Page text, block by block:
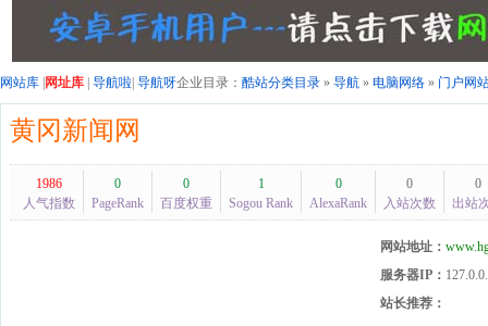
网站库 网址库 导航啦 导航呀企业目录： 酷站分类目录 » 导航 » 电脑网络 » 门户网
黄冈新闻网
1986
人气指数
0
PageRank
0
百度权重
1
Sogou Rank
0
AlexaRank
0
入站次数
0
出站
网站地址：
服务器IP：
站长推荐：